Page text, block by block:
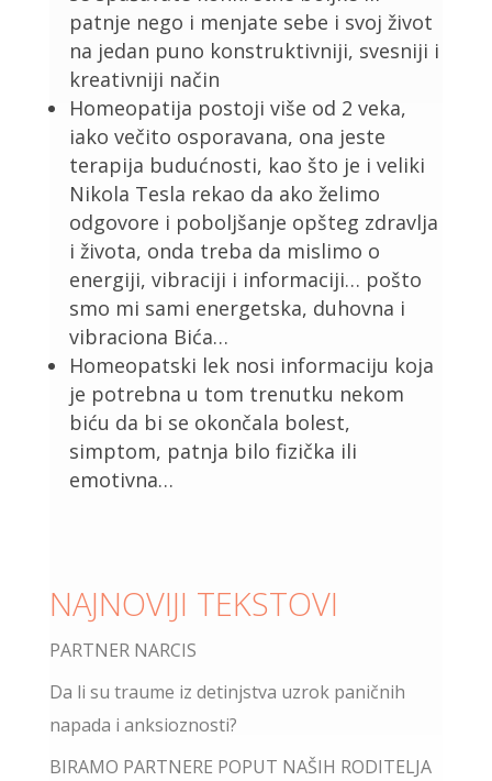
patnje nego i menjate sebe i svoj život
na jedan puno konstruktivniji, svesniji i
kreativniji način
Homeopatija postoji više od 2 veka,
iako večito osporavana, ona jeste
terapija budućnosti, kao što je i veliki
Nikola Tesla rekao da ako želimo
odgovore i poboljšanje opšteg zdravlja
i života, onda treba da mislimo o
energiji, vibraciji i informaciji… pošto
smo mi sami energetska, duhovna i
vibraciona Bića…
Homeopatski lek nosi informaciju koja
je potrebna u tom trenutku nekom
biću da bi se okončala bolest,
simptom, patnja bilo fizička ili
emotivna…
NAJNOVIJI TEKSTOVI
PARTNER NARCIS
Da li su traume iz detinjstva uzrok paničnih
napada i anksioznosti?
BIRAMO PARTNERE POPUT NAŠIH RODITELJA